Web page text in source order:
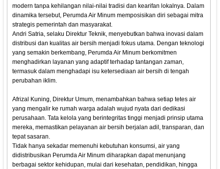
modern tanpa kehilangan nilai-nilai tradisi dan kearifan lokalnya. Dalam
dinamika tersebut, Perumda Air Minum memposisikan diri sebagai mitra
strategis pemerintah dan masyarakat.
Andri Satria, selaku Direktur Teknik, menyebutkan bahwa inovasi dalam
distribusi dan kualitas air bersih menjadi fokus utama. Dengan teknologi
yang semakin berkembang, Perumda Air Minum berkomitmen
menghadirkan layanan yang adaptif terhadap tantangan zaman,
termasuk dalam menghadapi isu ketersediaan air bersih di tengah
perubahan iklim.
Afrizal Kuning, Direktur Umum, menambahkan bahwa setiap tetes air
yang mengalir ke rumah warga adalah wujud nyata dari dedikasi
perusahaan. Tata kelola yang berintegritas tinggi menjadi prinsip utama
mereka, memastikan pelayanan air bersih berjalan adil, transparan, dan
tepat sasaran.
Tidak hanya sekadar memenuhi kebutuhan konsumsi, air yang
didistribusikan Perumda Air Minum diharapkan dapat menunjang
berbagai sektor kehidupan, mulai dari kesehatan, pendidikan, hingga